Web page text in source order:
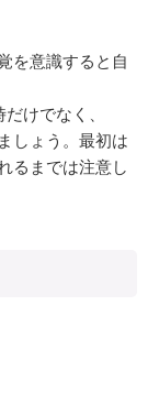
を意識すると自
けでなく、
しょう。最初は
るまでは注意し